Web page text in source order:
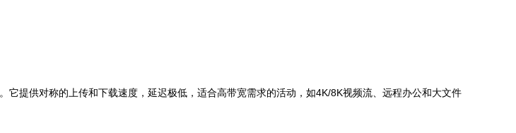
提供对称的上传和下载速度，延迟极低，适合高带宽需求的活动，如4K/8K视频流、远程办公和大文件